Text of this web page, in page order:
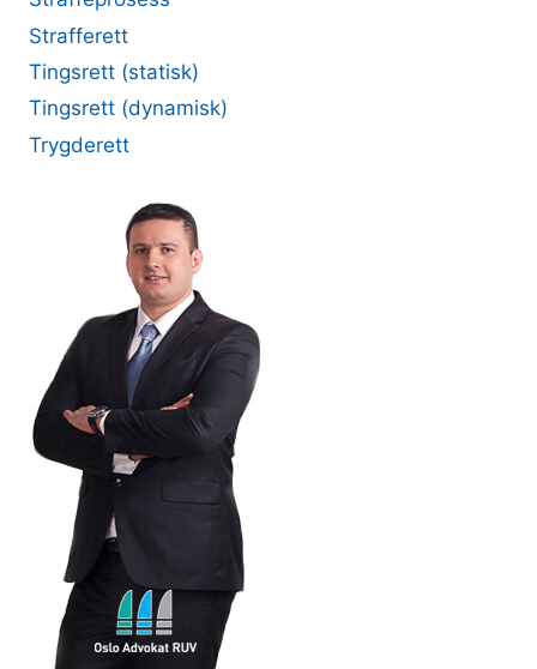
Strafferett
Tingsrett (statisk)
Tingsrett (dynamisk)
Trygderett